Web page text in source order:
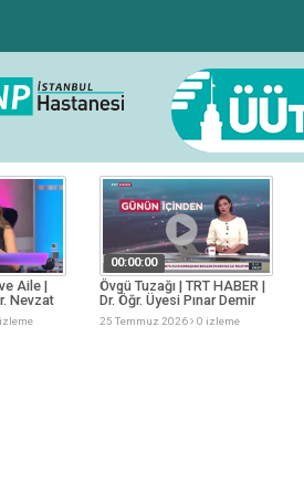
Aile |
Nevzat
00:00:00
Övgü Tuzağı | TRT HABER |
Dr. Öğr. Üyesi Pınar Demir
Asma
25 Temmuz 2026 0 izleme